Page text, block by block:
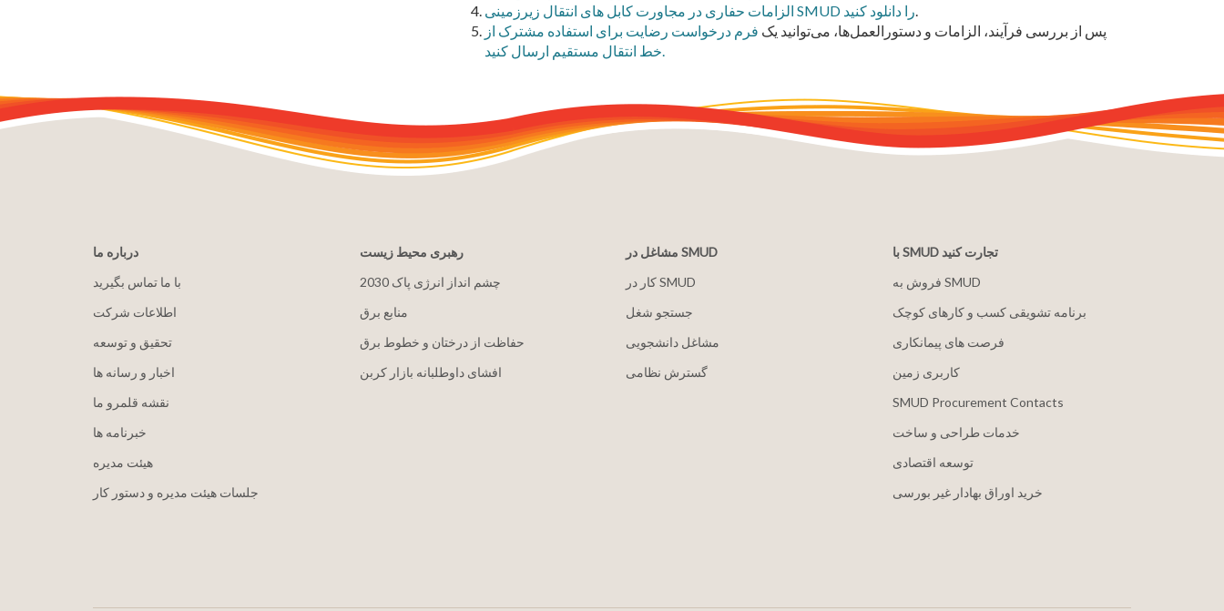
الزامات حفاری در مجاورت کابل های انتقال زیرزمینی SMUD را دانلود کنید.
پس از بررسی فرآیند، الزامات و دستورالعمل‌ها، می‌توانید یک فرم درخواست رضایت برای استفاده مشترک از
خط انتقال مستقیم ارسال کنید.
درباره ما
با ما تماس بگیرید
اطلاعات شرکت
تحقیق و توسعه
اخبار و رسانه ها
نقشه قلمرو ما
خبرنامه ها
هيئت مدیره
جلسات هیئت مدیره و دستور کار
رهبری محیط زیست
2030 چشم انداز انرژی پاک
منابع برق
حفاظت از درختان و خطوط برق
افشای داوطلبانه بازار کربن
مشاغل در SMUD
کار در SMUD
جستجو شغل
مشاغل دانشجویی
گسترش نظامی
با SMUD تجارت کنید
فروش به SMUD
برنامه تشویقی کسب و کارهای کوچک
فرصت های پیمانکاری
کاربری زمین
SMUD Procurement Contacts
خدمات طراحی و ساخت
توسعه اقتصادی
خرید اوراق بهادار غیر بورسی